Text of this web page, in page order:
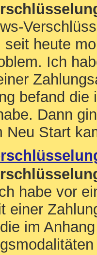
seit heute
Ich
befand die
Dann
Neu Start
habe vor
einer
im